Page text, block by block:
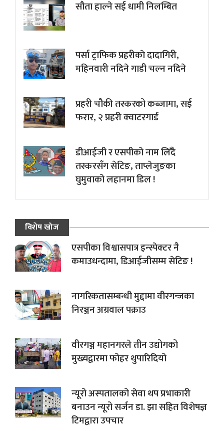
सौता हाल्ने सई धामी निलम्बित
पर्सा ट्राफिक प्रहरीकाे दादागिरी,
महिनवारी नदिने गाडी चल्न नदिने
प्रहरी चौकी तस्करको कब्जामा, सई
फरार, २ प्रहरी क्वाटरगार्ड
डीआईजी र एसपीको नाम लिँदै
तस्करसँग सेटिङ, ताप्लेजुङका
घुमुवाको लहानमा डिल !
विशेष खोज
एसपीका विश्वासपात्र इन्स्पेक्टर नै
कमाउधन्दामा, डिआईजीसम्म सेटिङ !
नागरिकतासम्बन्धी मुद्दामा वीरगन्जका
निरञ्जन अग्रवाल पक्राउ
वीरगञ्ज महानगरले तीन उद्योगको
मुख्यद्वारमा फोहर थुपारिदियो
न्यूरो अस्पतालको सेवा थप प्रभाकारी
बनाउन न्यूरो सर्जन डा. झा सहित विशेषज्ञ
टिमद्वारा उपचार